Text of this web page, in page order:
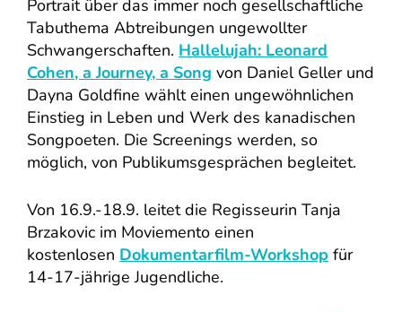
Portrait über das immer noch gesellschaftliche
Tabuthema Abtreibungen ungewollter
Schwangerschaften. Hallelujah: Leonard
Cohen, a Journey, a Song von Daniel Geller und
Dayna Goldfine wählt einen ungewöhnlichen
Einstieg in Leben und Werk des kanadischen
Songpoeten. Die Screenings werden, so
möglich, von Publikumsgesprächen begleitet.
Von 16.9.-18.9. leitet die Regisseurin Tanja
Brzakovic im Moviemento einen
kostenlosen Dokumentarfilm-Workshop für
14-17-jährige Jugendliche.